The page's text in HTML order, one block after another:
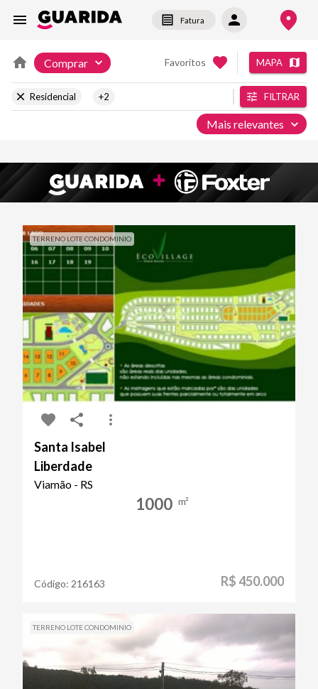
Fatura
Comprar Favoritos MAPA
Residencial +2 FILTRAR
Mais relevantes
TERRENO LOTE CONDOMINIO
Santa Isabel
Liberdade
Viamão - RS
1000 m²
Código: 216163 R$ 450.000
TERRENO LOTE CONDOMINIO